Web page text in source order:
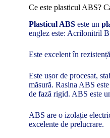
Ce este plasticul ABS?
Plasticul ABS este un
englez este: Acrilonitril
Este excelent în
Este ușor de procesat,
măsură. Rasina ABS
de fază rigid. ABS este
ABS are o izolație
excelente de prelucrare.